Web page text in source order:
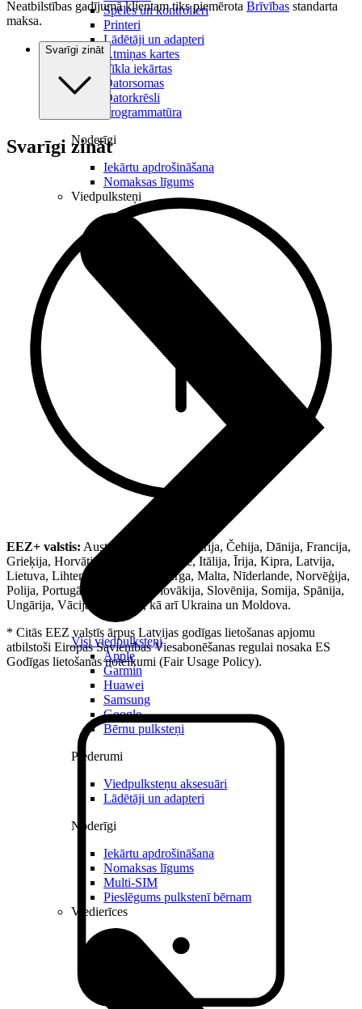
Spēles un kontrolieri
Printeri
Lādētāji un adapteri
Atmiņas kartes
Tīkla iekārtas
Datorsomas
Datorkrēsli
Programmatūra
Noderīgi
Iekārtu apdrošināšana
Nomaksas līgums
Viedpulksteņi
Visi viedpulksteņi
Apple
Garmin
Huawei
Samsung
Google
Bērnu pulksteņi
Piederumi
Viedpulksteņu aksesuāri
Lādētāji un adapteri
Noderīgi
Iekārtu apdrošināšana
Nomaksas līgums
Multi-SIM
Pieslēgums pulkstenī bērnam
Viedierīces
Neatbilstības gadījumā klientam tiks piemērota Brīvības standarta
maksa.
Svarīgi zināt
Svarīgi zināt
EEZ+ valstis: Austrija, Beļģija, Bulgārija, Čehija, Dānija, Francija,
Grieķija, Horvātija, Igaunija, Islande, Itālija, Īrija, Kipra, Latvija,
Lietuva, Lihtenšteina, Luksemburga, Malta, Nīderlande, Norvēģija,
Polija, Portugāle, Rumānija, Slovākija, Slovēnija, Somija, Spānija,
Ungārija, Vācija, Zviedrija, kā arī Ukraina un Moldova.
* Citās EEZ valstīs ārpus Latvijas godīgas lietošanas apjomu
atbilstoši Eiropas Savienības Viesabonēšanas regulai nosaka ES
Godīgas lietošanas noteikumi (Fair Usage Policy).